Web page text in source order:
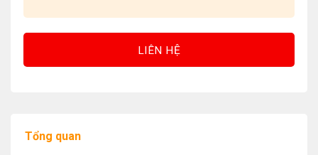
LIÊN HỆ
Tổng quan